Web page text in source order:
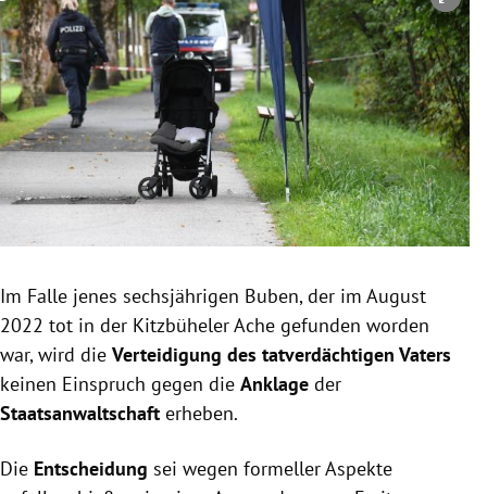
Untermenü
Untermenü
Untermenü
Untermenü
Untermenü
Untermenü
Im Falle jenes sechsjährigen Buben, der im August
2022 tot in der Kitzbüheler Ache gefunden worden
war, wird die Verteidigung des tatverdächtigen Vaters
keinen Einspruch gegen die Anklage der
Staatsanwaltschaft erheben.
Die Entscheidung sei wegen formeller Aspekte